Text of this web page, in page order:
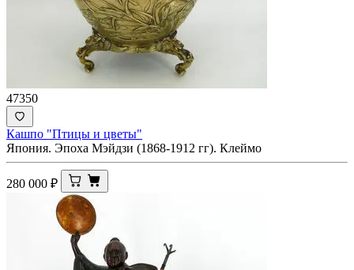
47350
Кашпо "Птицы и цветы"
Япония. Эпоха Мэйдзи (1868-1912 гг). Клеймо
280 000 ₽